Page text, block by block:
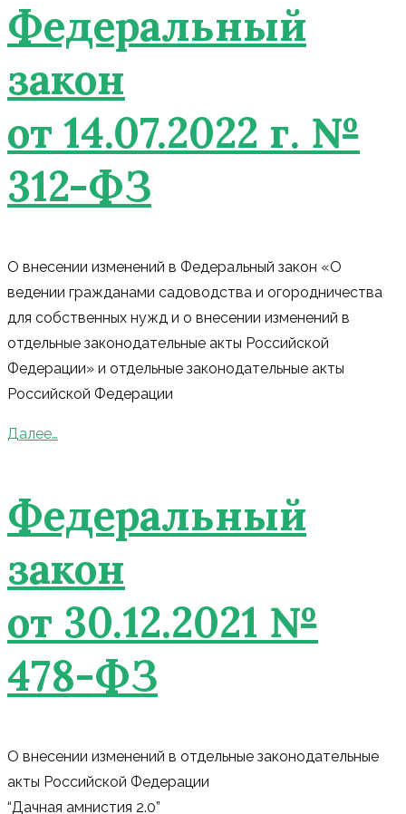
Федеральный
закон
от 14.07.2022 г. №
312-ФЗ
О внесении изменений в Федеральный закон «О
ведении гражданами садоводства и огородничества
для собственных нужд и о внесении изменений в
отдельные законодательные акты Российской
Федерации» и отдельные законодательные акты
Российской Федерации
Далее…
Федеральный
закон
от 30.12.2021 №
478-ФЗ
О внесении изменений в отдельные законодательные
акты Российской Федерации
“Дачная амнистия 2.0”